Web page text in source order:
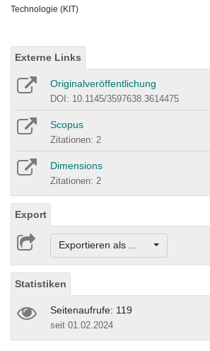
Technologie (KIT)
Externe Links
Originalveröffentlichung
DOI: 10.1145/3597638.3614475
Scopus
Zitationen: 2
Dimensions
Zitationen: 2
Export
Exportieren als ...
Statistiken
Seitenaufrufe: 119
seit 01.02.2024